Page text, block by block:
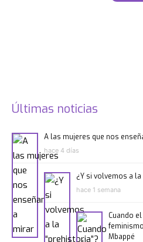
Últimas noticias
A las mujeres que nos
hace 4 días
¿Y si volvemos a la
hace 1 semana
Cuando
Mbappé